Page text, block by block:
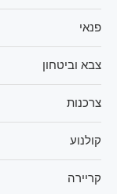
פנאי
צבא וביטחון
צרכנות
קולנוע
קריירה